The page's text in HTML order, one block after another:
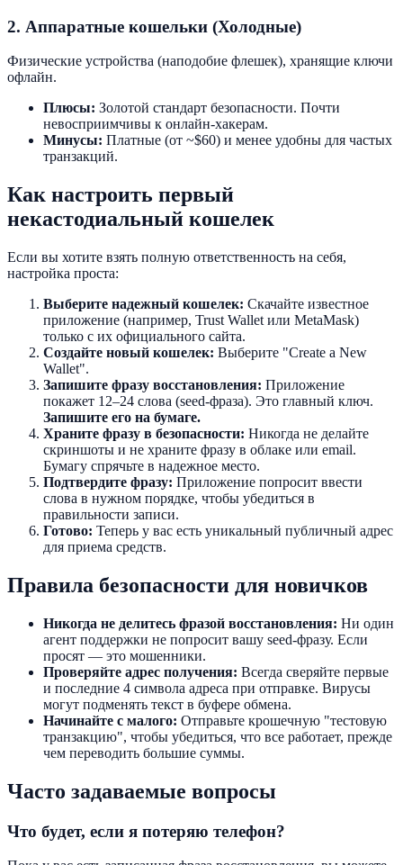
2. Аппаратные кошельки (Холодные)
Физические устройства (наподобие флешек), хранящие ключи
офлайн.
Плюсы: Золотой стандарт безопасности. Почти
невосприимчивы к онлайн-хакерам.
Минусы: Платные (от ~$60) и менее удобны для частых
транзакций.
Как настроить первый
некастодиальный кошелек
Если вы хотите взять полную ответственность на себя,
настройка проста:
Выберите надежный кошелек: Скачайте известное
приложение (например, Trust Wallet или MetaMask)
только с их официального сайта.
Создайте новый кошелек: Выберите "Create a New
Wallet".
Запишите фразу восстановления: Приложение
покажет 12–24 слова (seed-фраза). Это главный ключ.
Запишите его на бумаге.
Храните фразу в безопасности: Никогда не делайте
скриншоты и не храните фразу в облаке или email.
Бумагу спрячьте в надежное место.
Подтвердите фразу: Приложение попросит ввести
слова в нужном порядке, чтобы убедиться в
правильности записи.
Готово: Теперь у вас есть уникальный публичный адрес
для приема средств.
Правила безопасности для новичков
Никогда не делитесь фразой восстановления: Ни один
агент поддержки не попросит вашу seed-фразу. Если
просят — это мошенники.
Проверяйте адрес получения: Всегда сверяйте первые
и последние 4 символа адреса при отправке. Вирусы
могут подменять текст в буфере обмена.
Начинайте с малого: Отправьте крошечную "тестовую
транзакцию", чтобы убедиться, что все работает, прежде
чем переводить большие суммы.
Часто задаваемые вопросы
Что будет, если я потеряю телефон?